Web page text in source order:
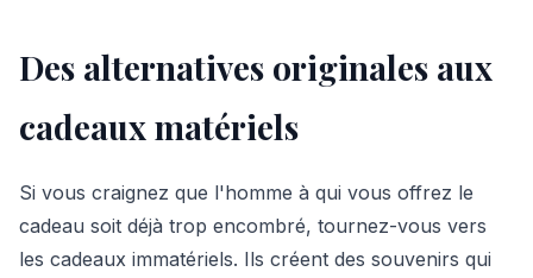
Des alternatives originales aux
cadeaux matériels
Si vous craignez que l'homme à qui vous offrez le
cadeau soit déjà trop encombré, tournez-vous vers
les cadeaux immatériels. Ils créent des souvenirs qui